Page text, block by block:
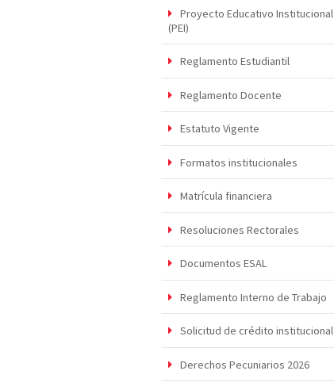
Proyecto Educativo Institucional
(PEI)
Reglamento Estudiantil
Reglamento Docente
Estatuto Vigente
Formatos institucionales
Matrícula financiera
Resoluciones Rectorales
Documentos ESAL
Reglamento Interno de Trabajo
Solicitud de crédito institucional
Derechos Pecuniarios 2026